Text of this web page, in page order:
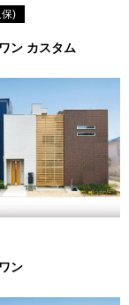
)
ン カスタム
ン